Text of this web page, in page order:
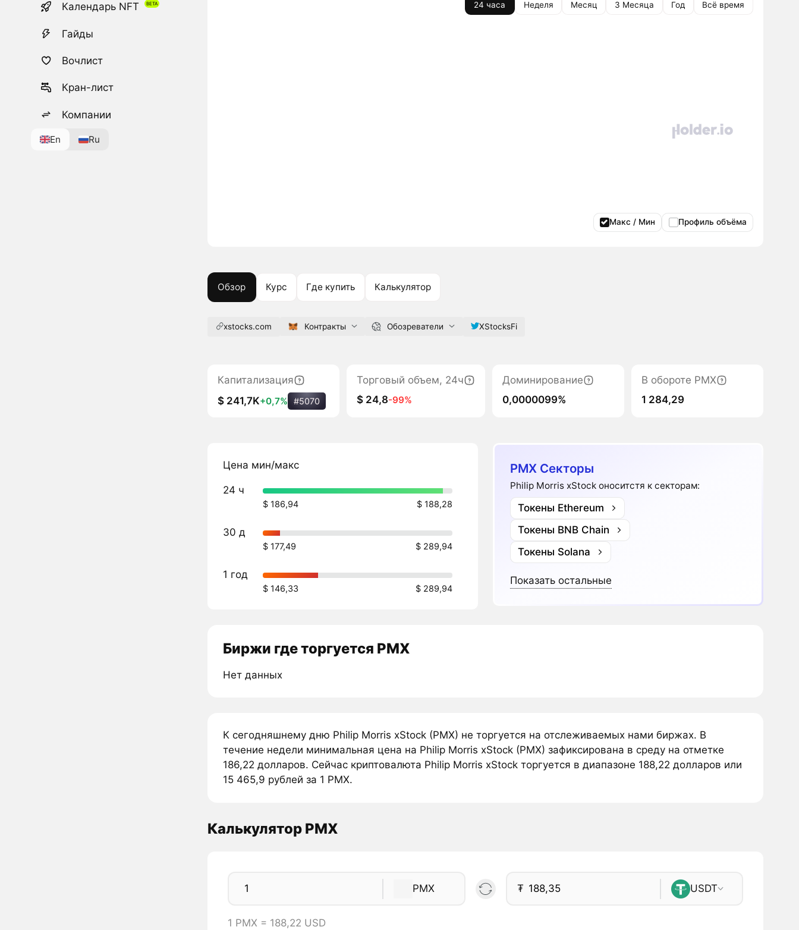
Календарь NFT
Гайды
Вочлист
Кран-лист
Компании
En Ru
24 часа Неделя Месяц 3 Месяца Год Всё время
Макс / Мин Профиль объёма
Обзор Курс Где купить Калькулятор
xstocks.com Контракты Обозреватели XStocksFi
Капитализация
$ 241,7K+0,7% #5070
Торговый объем, 24ч
$ 24,8-99%
Доминирование
0,0000099%
В обороте PMX
1 284,29
Цена мин/макс
24 ч
$ 186,94 $ 188,28
30 д
$ 177,49 $ 289,94
1 год
$ 146,33 $ 289,94
PMX Секторы
Philip Morris xStock оноситстя к секторам:
Токены Ethereum
Токены BNB Chain
Токены Solana
Показать остальные
Биржи где торгуется PMX
Нет данных
К сегодняшнему дню Philip Morris xStock (PMX) не торгуется на отслеживаемых нами биржах. В
течение недели минимальная цена на Philip Morris xStock (PMX) зафиксирована в среду на отметке
186,22 долларов. Сейчас криптовалюта Philip Morris xStock торгуется в диапазоне 188,22 долларов или
15 465,9 рублей за 1 PMX.
Калькулятор PMX
PMX ₮ USDT
1 PMX = 188,22 USD